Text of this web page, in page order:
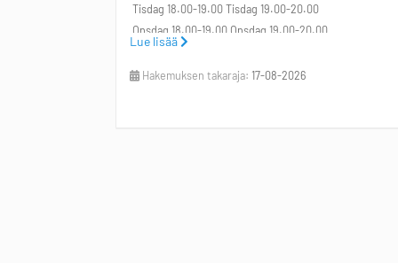
Tisdag 18.00-19.00 Tisdag 19.00-20.00
Onsdag 18.00-19.00 Onsdag 19.00-20.00
Torsdag 19:00-20:00
Lue lisää
Hakemuksen takaraja: 17-08-2026